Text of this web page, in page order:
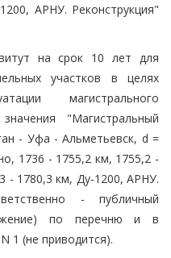
АРНУ. Реконструкция"
на срок 10 лет для
участков в целях
магистрального
"Магистральный
- Уфа - Альметьевск, d =
1736 - 1755,2 км, 1755,2 -
- 1780,3 км, Ду-1200, АРНУ.
- публичный
по перечню и в
1 (не приводится).